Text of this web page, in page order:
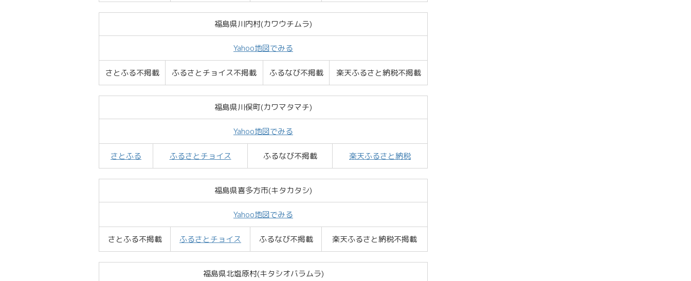
福島県川内村(カワウチムラ)
Yahoo地図でみる
さとふる不掲載 ふるさとチョイス不掲載 ふるなび不掲載 楽天ふるさと納税不掲載
福島県川俣町(カワマタマチ)
Yahoo地図でみる
さとふる ふるさとチョイス ふるなび不掲載 楽天ふるさと納税
福島県喜多方市(キタカタシ)
Yahoo地図でみる
さとふる不掲載 ふるさとチョイス ふるなび不掲載 楽天ふるさと納税不掲載
福島県北塩原村(キタシオバラムラ)